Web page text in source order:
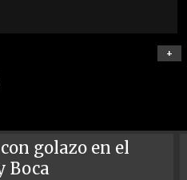
+
golazo en el
Boca